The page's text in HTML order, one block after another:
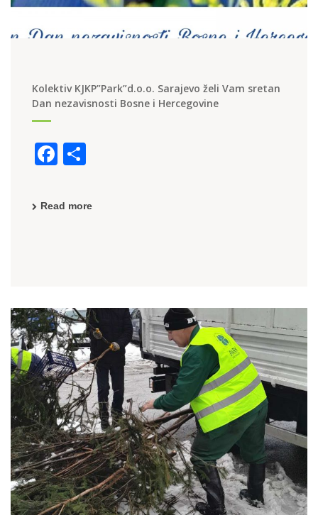
Kolektiv KJKP”Park”d.o.o. Sarajevo želi Vam sretan
Dan nezavisnosti Bosne i Hercegovine
F
c
k
ar
Read more